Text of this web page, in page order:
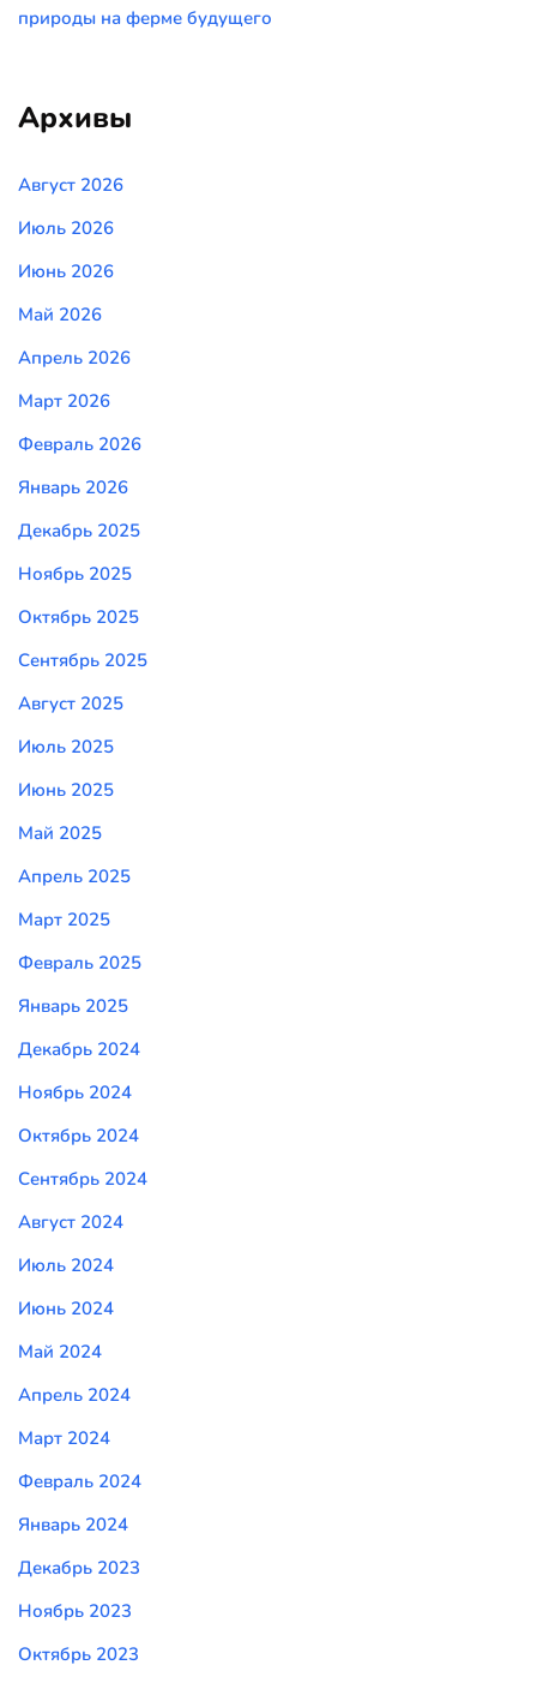
природы на ферме будущего
Архивы
Август 2026
Июль 2026
Июнь 2026
Май 2026
Апрель 2026
Март 2026
Февраль 2026
Январь 2026
Декабрь 2025
Ноябрь 2025
Октябрь 2025
Сентябрь 2025
Август 2025
Июль 2025
Июнь 2025
Май 2025
Апрель 2025
Март 2025
Февраль 2025
Январь 2025
Декабрь 2024
Ноябрь 2024
Октябрь 2024
Сентябрь 2024
Август 2024
Июль 2024
Июнь 2024
Май 2024
Апрель 2024
Март 2024
Февраль 2024
Январь 2024
Декабрь 2023
Ноябрь 2023
Октябрь 2023